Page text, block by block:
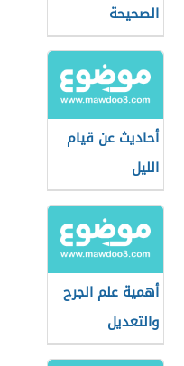
الصحيحة
أحاديث عن قيام
الليل
أهمية علم الجرح
والتعديل